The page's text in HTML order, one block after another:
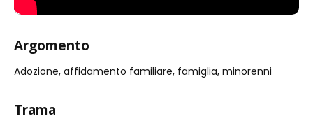
Argomento
Adozione, affidamento familiare, famiglia, minorenni
Trama